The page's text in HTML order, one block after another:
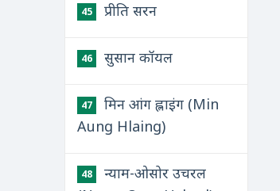
45 प्रीति सरन
46 सुसान कॉयल
47
मिन आंग ह्लाइंग (Min
Aung Hlaing)
48
न्याम-ओसोर उचरल